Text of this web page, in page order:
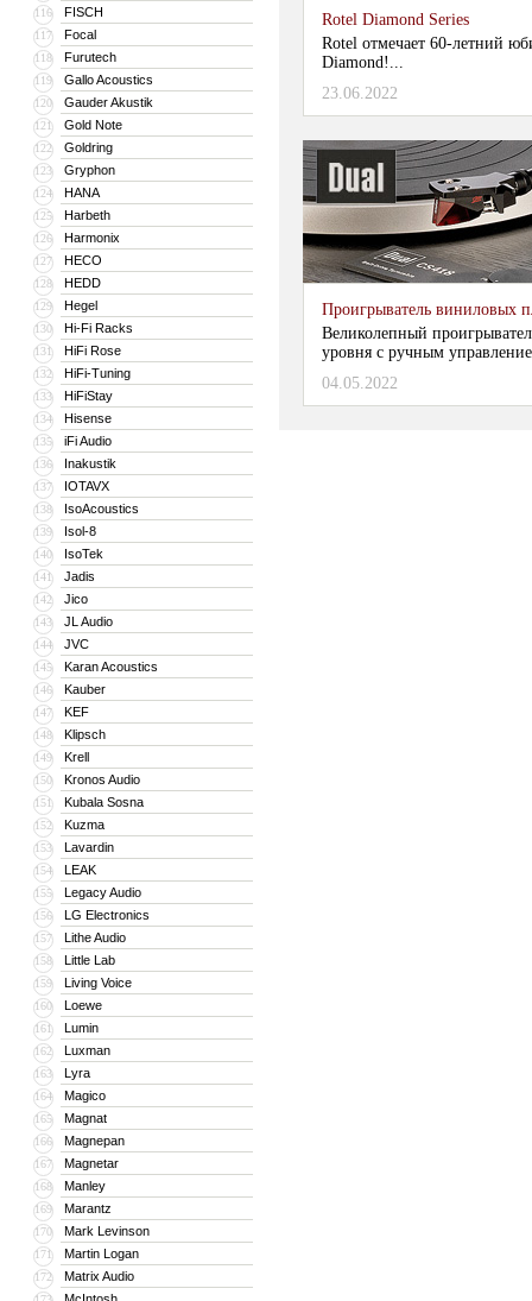
116 FISCH
117 Focal
118 Furutech
119 Gallo Acoustics
120 Gauder Akustik
121 Gold Note
122 Goldring
123 Gryphon
124 HANA
125 Harbeth
126 Harmonix
127 HECO
128 HEDD
129 Hegel
130 Hi-Fi Racks
131 HiFi Rose
132 HiFi-Tuning
133 HiFiStay
134 Hisense
135 iFi Audio
136 Inakustik
137 IOTAVX
138 IsoAcoustics
139 Isol-8
140 IsoTek
141 Jadis
142 Jico
143 JL Audio
144 JVC
145 Karan Acoustics
146 Kauber
147 KEF
148 Klipsch
149 Krell
150 Kronos Audio
151 Kubala Sosna
152 Kuzma
153 Lavardin
154 LEAK
155 Legacy Audio
156 LG Electronics
157 Lithe Audio
158 Little Lab
159 Living Voice
160 Loewe
161 Lumin
162 Luxman
163 Lyra
164 Magico
165 Magnat
166 Magnepan
167 Magnetar
168 Manley
169 Marantz
170 Mark Levinson
171 Martin Logan
172 Matrix Audio
Rotel Diamond Series
Rotel отмечает 60-летний
Diamond!...
23.06.2022
Проигрыватель виниловых
Великолепный
уровня с ручным
04.05.2022